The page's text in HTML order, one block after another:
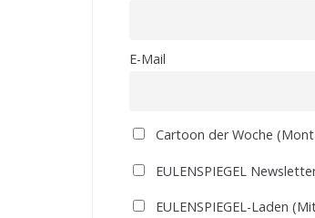
E-Mail
Cartoon der Woche
EULENSPIEGEL
EULENSPIEGEL-Laden